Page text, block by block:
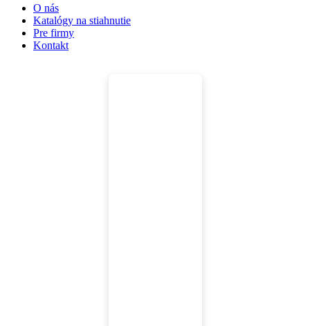
O nás
Katalógy na stiahnutie
Pre firmy
Kontakt